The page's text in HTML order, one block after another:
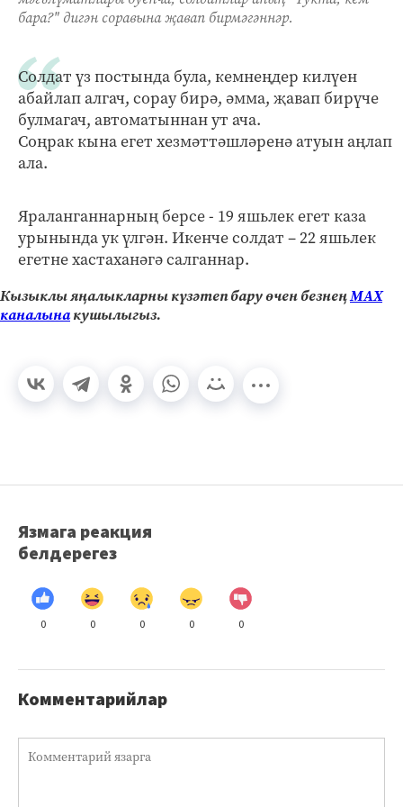
бара?" дигән соравына җавап бирмәгәннәр.
Солдат үз постында була, кемнеңдер килүен
абайлап алгач, сорау бирә, әмма, җавап бирүче
булмагач, автоматыннан ут ача.
Соңрак кына егет хезмәттәшләренә атуын аңлап
ала.
Яраланганнарның берсе - 19 яшьлек егет каза
урынында ук үлгән. Икенче солдат – 22 яшьлек
егетне хастаханәгә салганнар.
Кызыклы яңалыкларны күзәтеп бару өчен безнеңМАХ
каналынакушылыгыз.
Язмага реакция
белдерегез
0 0 0 0 0
Комментарийлар